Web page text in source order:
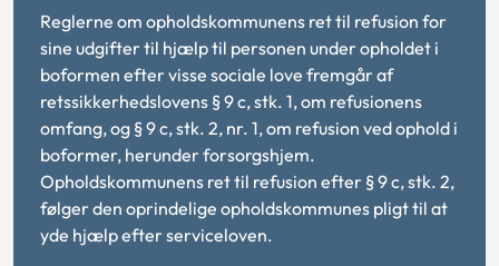
Reglerne om opholdskommunens ret til refusion for
sine udgifter til hjælp til personen under opholdet i
boformen efter visse sociale love fremgår af
retssikkerhedslovens § 9 c, stk. 1, om refusionens
omfang, og § 9 c, stk. 2, nr. 1, om refusion ved ophold i
boformer, herunder forsorgshjem.
Opholdskommunens ret til refusion efter § 9 c, stk. 2,
følger den oprindelige opholdskommunes pligt til at
yde hjælp efter serviceloven.